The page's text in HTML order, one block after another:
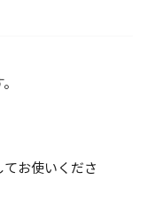
てお使いくださ